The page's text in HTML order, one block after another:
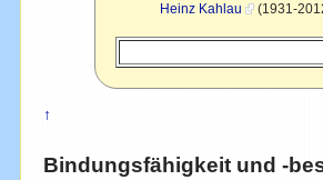
Heinz Kahlau (1931-
↑
Bindungsfähigkeit und -